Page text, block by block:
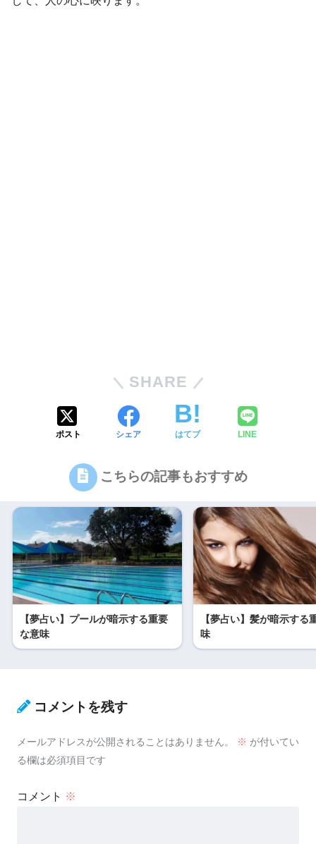
SHARE
ポスト シェア はてブ LINE
こちらの記事もおすすめ
【夢占い】プールが暗示する重要
な意味
【夢占い】髪が暗示する
味
コメントを残す
メールアドレスが公開されることはありません。 ※ が付いてい
る欄は必須項目です
コメント ※